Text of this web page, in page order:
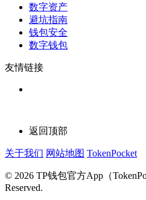
数字资产
避坑指南
钱包安全
数字钱包
友情链接
返回顶部
关于我们 网站地图 TokenPocket
© 2026 TP钱包官方App（
Reserved.